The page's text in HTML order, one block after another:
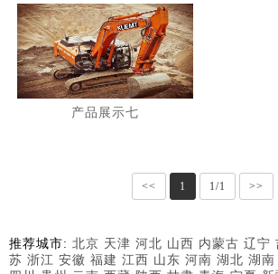
产品展示七
<< 1 1/1 >>
推荐城市: 北京 天津 河北 山西 内蒙古 辽宁
苏 浙江 安徽 福建 江西 山东 河南 湖北 湖南